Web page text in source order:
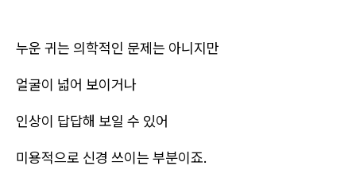
누운 귀는 의학적인 문제는 아니지만
얼굴이 넓어 보이거나
인상이 답답해 보일 수 있어
미용적으로 신경 쓰이는 부분이죠.